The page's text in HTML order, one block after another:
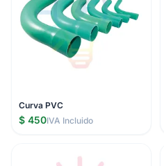
Curva PVC
$ 450IVA Incluido